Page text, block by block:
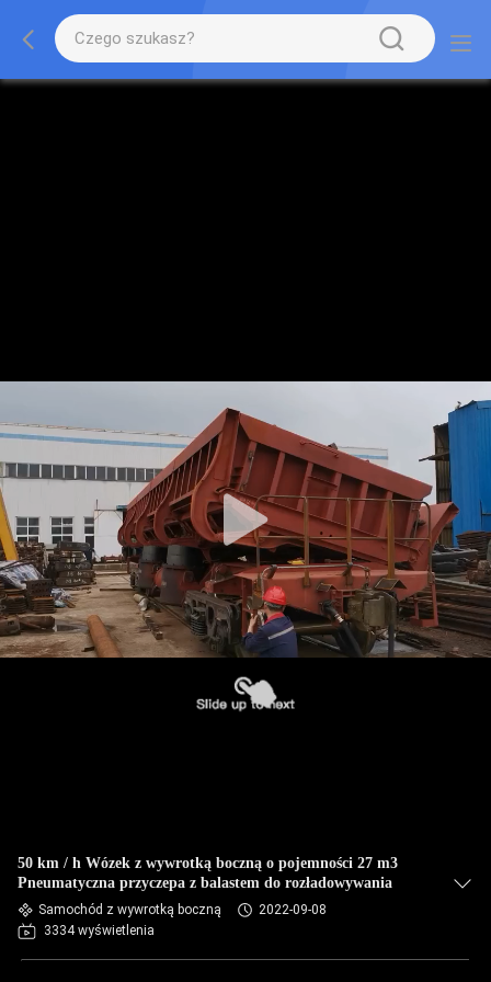
50 km / h Wózek z wywrotką boczną o pojemności 27 m3
Pneumatyczna przyczepa z balastem do rozładowywania
Samochód z wywrotką boczną
2022-09-08
3334 wyświetlenia